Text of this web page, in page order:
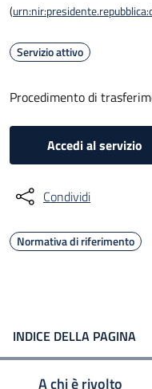
(
Servizio attivo
Procedimento di
Accedi al servizio
Condividi
Normativa di riferimento
INDICE DELLA PAGINA
A chi è rivolto